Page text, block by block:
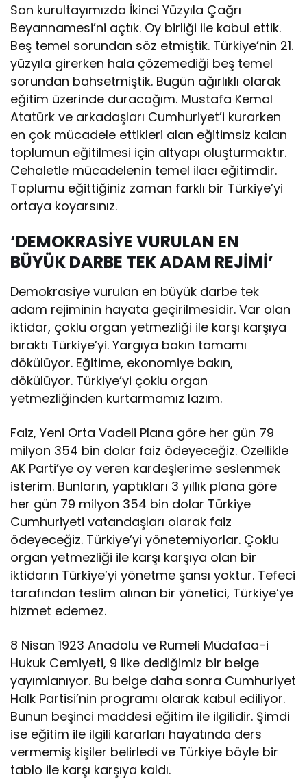
Son kurultayımızda İkinci Yüzyıla Çağrı
Beyannamesi’ni açtık. Oy birliği ile kabul ettik.
Beş temel sorundan söz etmiştik. Türkiye’nin 21.
yüzyıla girerken hala çözemediği beş temel
sorundan bahsetmiştik. Bugün ağırlıklı olarak
eğitim üzerinde duracağım. Mustafa Kemal
Atatürk ve arkadaşları Cumhuriyet’i kurarken
en çok mücadele ettikleri alan eğitimsiz kalan
toplumun eğitilmesi için altyapı oluşturmaktır.
Cehaletle mücadelenin temel ilacı eğitimdir.
Toplumu eğittiğiniz zaman farklı bir Türkiye’yi
ortaya koyarsınız.
‘DEMOKRASİYE VURULAN EN
BÜYÜK DARBE TEK ADAM REJİMİ’
Demokrasiye vurulan en büyük darbe tek
adam rejiminin hayata geçirilmesidir. Var olan
iktidar, çoklu organ yetmezliği ile karşı karşıya
bıraktı Türkiye’yi. Yargıya bakın tamamı
dökülüyor. Eğitime, ekonomiye bakın,
dökülüyor. Türkiye’yi çoklu organ
yetmezliğinden kurtarmamız lazım.
Faiz, Yeni Orta Vadeli Plana göre her gün 79
milyon 354 bin dolar faiz ödeyeceğiz. Özellikle
AK Parti’ye oy veren kardeşlerime seslenmek
isterim. Bunların, yaptıkları 3 yıllık plana göre
her gün 79 milyon 354 bin dolar Türkiye
Cumhuriyeti vatandaşları olarak faiz
ödeyeceğiz. Türkiye’yi yönetemiyorlar. Çoklu
organ yetmezliği ile karşı karşıya olan bir
iktidarın Türkiye’yi yönetme şansı yoktur. Tefeci
tarafından teslim alınan bir yönetici, Türkiye’ye
hizmet edemez.
8 Nisan 1923 Anadolu ve Rumeli Müdafaa-i
Hukuk Cemiyeti, 9 ilke dediğimiz bir belge
yayımlanıyor. Bu belge daha sonra Cumhuriyet
Halk Partisi’nin programı olarak kabul ediliyor.
Bunun beşinci maddesi eğitim ile ilgilidir. Şimdi
ise eğitim ile ilgili kararları hayatında ders
vermemiş kişiler belirledi ve Türkiye böyle bir
tablo ile karşı karşıya kaldı.